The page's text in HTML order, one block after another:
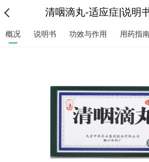
概况 说明书 功效与作用 用药指